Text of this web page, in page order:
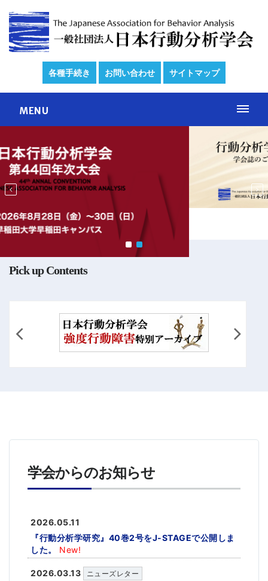
各種手続き お問い合わせ サイトマップ
MENU
Pick up Contents
学会からのお知らせ
2026.05.11
『行動分析学研究』40巻2号をJ-STAGEで公開しま
した。
New!
2026.03.13 ニューズレター